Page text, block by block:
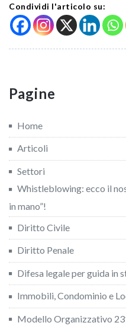
Condividi l'articolo su:
Pagine
Home
Articoli
Settori
Whistleblowing: ecco il
in mano”!
Diritto Civile
Diritto Penale
Difesa legale per guida in
Immobili, Condominio e
Modello Organizzativo